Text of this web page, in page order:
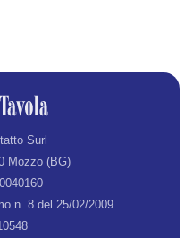
Surl
Mozzo (BG)
n. 8 del 25/02/2009